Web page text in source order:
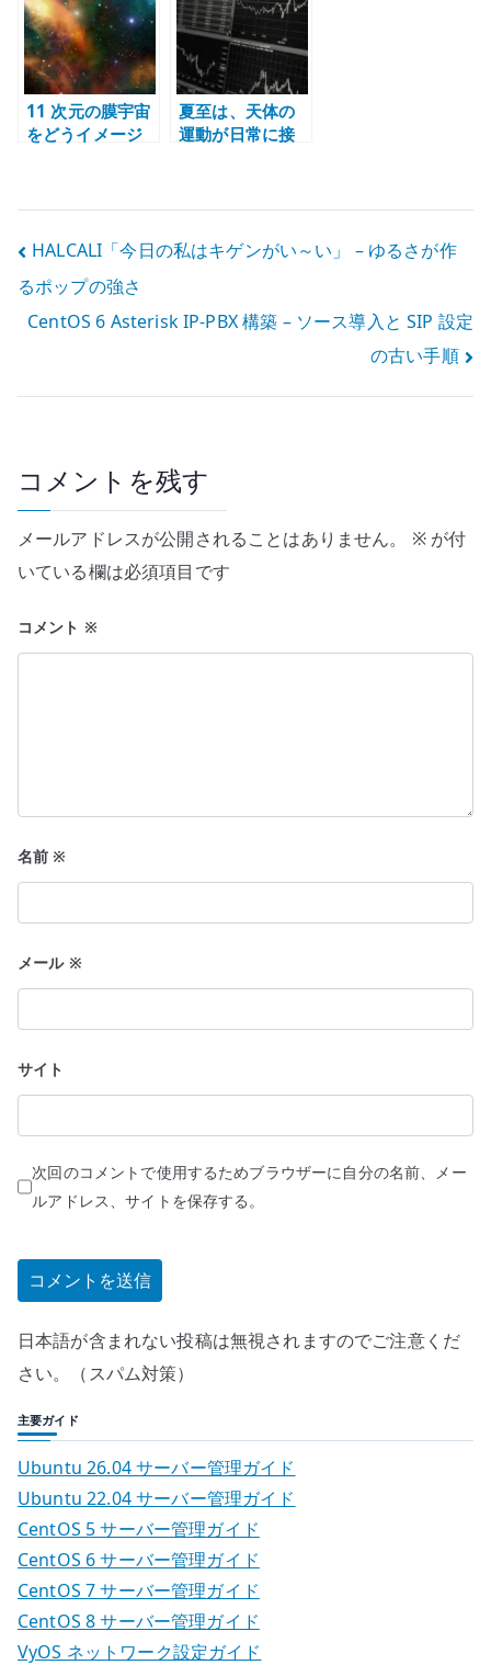
身体性を考える
11 次元の膜宇宙
をどうイメージ
夏至は、天体の
運動が日常に接
投
稿
ナ
ビ
ー
シ
ョ
ン
HALCALI「今日の私はキゲンがい～い」 – ゆるさが作
るポップの強さ
CentOS 6 Asterisk IP-PBX 構築 – ソース導入と SIP 設定
の古い手順
コメントを残す
メールアドレスが公開されることはありません。 ※が付
いている欄は必須項目です
コメント ※
名前※
メール ※
サイト
次回のコメントで使用するためブラウザーに自分の名前、メー
ルアドレス、サイトを保存する。
日本語が含まれない投稿は無視されますのでご注意くだ
さい。（スパム対策）
主要ガイド
Ubuntu 26.04 サーバー管理ガイド
Ubuntu 22.04 サーバー管理ガイド
CentOS 5 サーバー管理ガイド
CentOS 6 サーバー管理ガイド
CentOS 7 サーバー管理ガイド
CentOS 8 サーバー管理ガイド
VyOS ネットワーク設定ガイド